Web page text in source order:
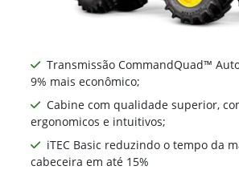
Transmissão CommandQuad™
9% mais econômico;
Cabine com qualidade superior,
ergonomicos e intuitivos;
iTEC Basic reduzindo o tempo da
cabeceira em até 15%